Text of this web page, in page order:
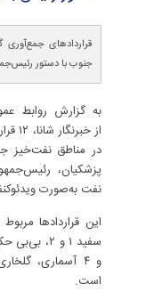
جنوب با دستور
به گزارش روابط
از
پزشکیان،
نفت به‌صورت
این قراردادها
است.